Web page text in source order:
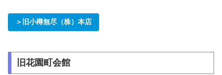
＞旧小樽無尽（株）本店
旧花園町会館